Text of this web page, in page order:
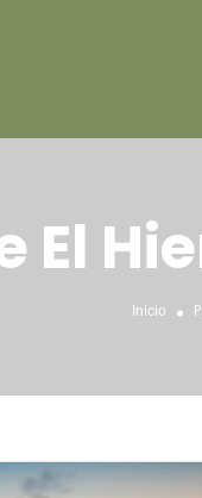
El
Inicio